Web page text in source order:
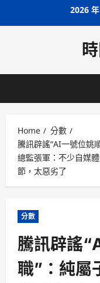
2026
Home
分數
騰訊辟謠“AI一號位姚
總監張軍：不少自媒
節，太惡劣了
分數
騰訊辟謠
職”：純屬